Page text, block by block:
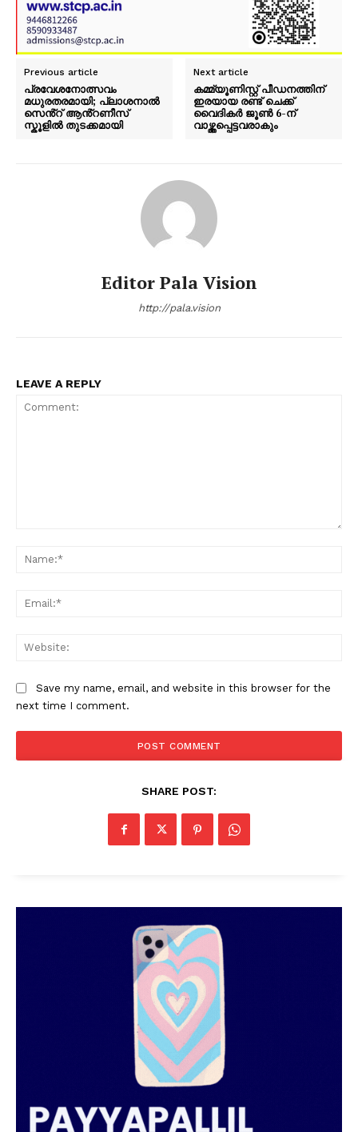
PALA VISION
Previous article
പ്രവേശനോത്സവം
മധുരതരമായി; പ്ലാശനാൽ
സെൻ്റ് ആൻ്റണീസ്
സ്കൂളിൽ തുടക്കമായി
Next article
കമ്മ്യൂണിസ്റ്റ് പീഡനത്തിന്
ഇരയായ രണ്ട് ചെക്ക്
വൈദികർ ജൂൺ 6-ന്
വാഴ്ത്തപ്പെട്ടവരാകും
Editor Pala Vision
http://pala.vision
LEAVE A REPLY
Save my name, email, and website in this browser for the
next time I comment.
SHARE POST: